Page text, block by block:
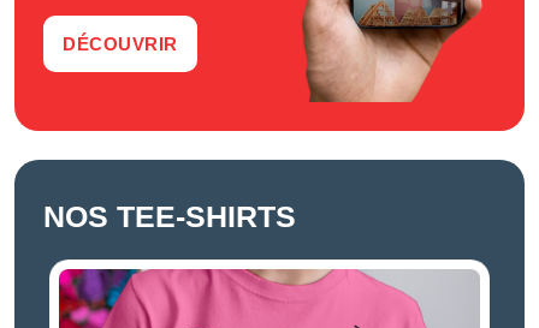
DÉCOUVRIR
NOS TEE-SHIRTS